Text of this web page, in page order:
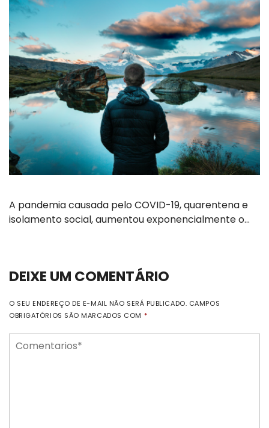
A pandemia causada pelo COVID-19, quarentena e
isolamento social, aumentou exponencialmente o…
DEIXE UM COMENTÁRIO
O SEU ENDEREÇO DE E-MAIL NÃO SERÁ PUBLICADO. CAMPOS
OBRIGATÓRIOS SÃO MARCADOS COM *